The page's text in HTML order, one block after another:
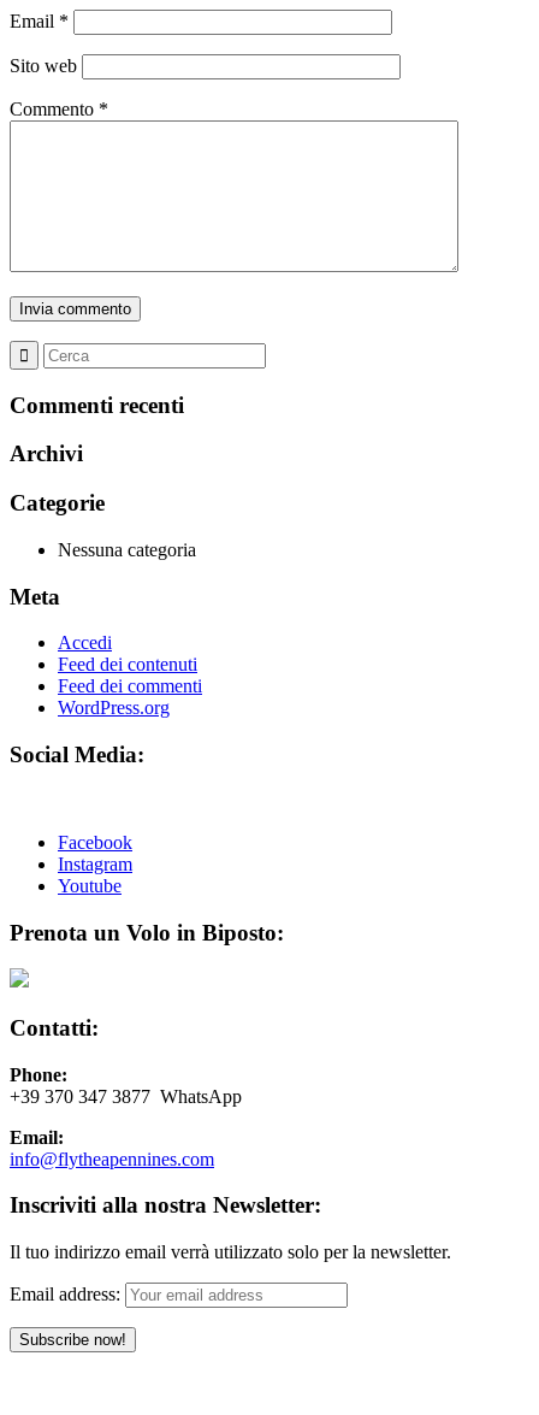
Email *
Sito web
Commento *
Commenti recenti
Archivi
Categorie
Nessuna categoria
Meta
Accedi
Feed dei contenuti
Feed dei commenti
WordPress.org
Social Media:
Facebook
Instagram
Youtube
Prenota un Volo in Biposto:
Contatti:
Phone:
+39 370 347 3877 WhatsApp
Email:
info@flytheapennines.com
Inscriviti alla nostra Newsletter:
Il tuo indirizzo email verrà utilizzato solo per la newsletter.
Email address: